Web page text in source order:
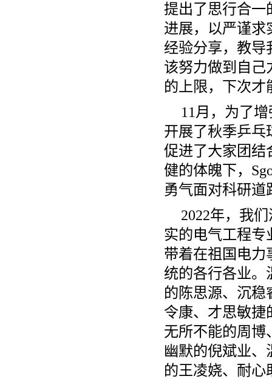
提出了思行合一
进展，以严谨求
经验分享，教导
该努力做到自己
的上限，下次才
11月，为了
开展了秋季乒乓
促进了大家团结
健的体魄下，
勇气面对科研道
2022年，我
实的电气工程专
带着在祖国电力
统的各行各业。
的陈思源、沉
令康、才思敏捷
无所不能的周博
幽默的倪斌业
的王凌娆、耐